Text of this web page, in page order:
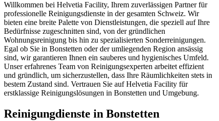
Willkommen bei Helvetia Facility, Ihrem zuverlässigen Partner für
professionelle Reinigungsdienste in der gesamten Schweiz. Wir
bieten eine breite Palette von Dienstleistungen, die speziell auf Ihre
Bedürfnisse zugeschnitten sind, von der gründlichen
Wohnungsreinigung bis hin zu spezialisierten Sonderreinigungen.
Egal ob Sie in Bonstetten oder der umliegenden Region ansässig
sind, wir garantieren Ihnen ein sauberes und hygienisches Umfeld.
Unser erfahrenes Team von Reinigungsexperten arbeitet effizient
und gründlich, um sicherzustellen, dass Ihre Räumlichkeiten stets in
bestem Zustand sind. Vertrauen Sie auf Helvetia Facility für
erstklassige Reinigungslösungen in Bonstetten und Umgebung.
Reinigungdienste in Bonstetten